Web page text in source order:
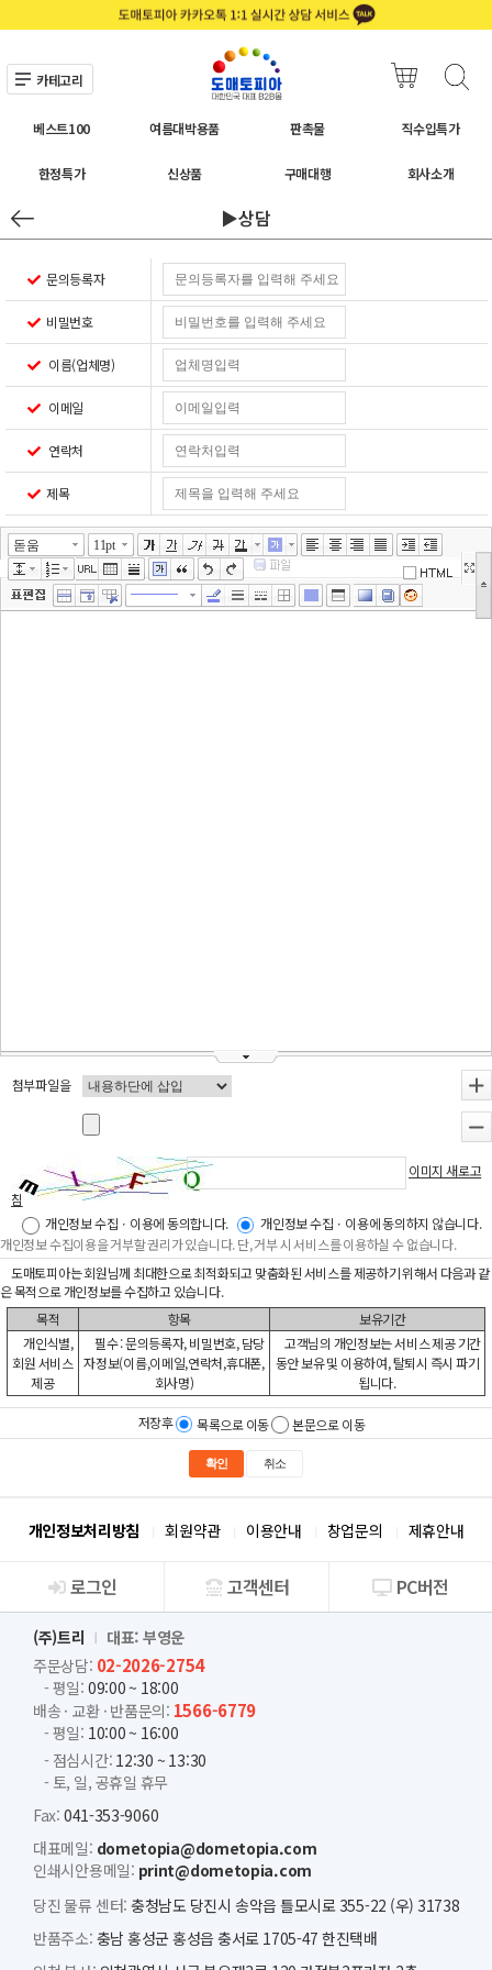
카테고리
베스트100 여름대박용품 판촉물 직수입특가
한정특가 신상품 구매대행 회사소개
▶상담
문의등록자
비밀번호
이름(업체명)
이메일
연락처
제목
돋움 11pt
첨부파일을
이미지 새로고
침
개인정보 수집ㆍ이용에 동의합니다.
개인정보 수집ㆍ이용에 동의하지 않습니다.
개인정보 수집이용을 거부할 권리가 있습니다. 단, 거부 시 서비스를 이용하실 수 없습니다.
도매토피아는 회원님께 최대한으로 최적화되고 맞춤화된 서비스를 제공하기 위해서 다음과 같
은 목적으로 개인정보를 수집하고 있습니다.
목적
항목
보유기간
개인식별,
회원 서비스
제공
필수 : 문의등록자, 비밀번호, 담당
자정보(이름,이메일,연락처,휴대폰,
회사명)
고객님의 개인정보는 서비스 제공 기간
동안 보유 및 이용하여, 탈퇴시 즉시 파기
됩니다.
저장후 목록으로 이동 본문으로 이동
확인 취소
개인정보처리방침 회원약관 이용안내 창업문의 제휴안내
회사소개
로그인 고객센터 PC버전
(주)트리
대표: 부영운
주문상담: 02-2026-2754
- 평일: 09:00 ~ 18:00
배송 · 교환 · 반품문의: 1566-6779
- 평일: 10:00 ~ 16:00
- 점심시간: 12:30 ~ 13:30
- 토, 일, 공휴일 휴무
Fax: 041-353-9060
대표메일: dometopia@dometopia.com
인쇄시안용메일: print@dometopia.com
당진 물류 센터: 충청남도 당진시 송악읍 틀모시로 355-22 (우) 31738
반품주소: 충남 홍성군 홍성읍 충서로 1705-47 한진택배